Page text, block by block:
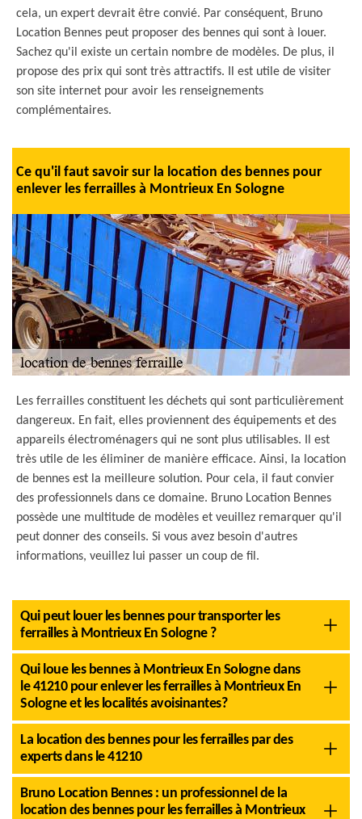
cela, un expert devrait être convié. Par conséquent, Bruno
Location Bennes peut proposer des bennes qui sont à louer.
Sachez qu'il existe un certain nombre de modèles. De plus, il
propose des prix qui sont très attractifs. Il est utile de visiter
son site internet pour avoir les renseignements
complémentaires.
Ce qu'il faut savoir sur la location des bennes pour
enlever les ferrailles à Montrieux En Sologne
Les ferrailles constituent les déchets qui sont particulièrement
dangereux. En fait, elles proviennent des équipements et des
appareils électroménagers qui ne sont plus utilisables. Il est
très utile de les éliminer de manière efficace. Ainsi, la location
de bennes est la meilleure solution. Pour cela, il faut convier
des professionnels dans ce domaine. Bruno Location Bennes
possède une multitude de modèles et veuillez remarquer qu'il
peut donner des conseils. Si vous avez besoin d'autres
informations, veuillez lui passer un coup de fil.
Qui peut louer les bennes pour transporter les
ferrailles à Montrieux En Sologne ?
Qui loue les bennes à Montrieux En Sologne dans
le 41210 pour enlever les ferrailles à Montrieux En
Sologne et les localités avoisinantes?
La location des bennes pour les ferrailles par des
experts dans le 41210
Bruno Location Bennes : un professionnel de la
location des bennes pour les ferrailles à Montrieux